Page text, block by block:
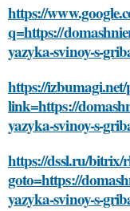
https://
q=https://
yazyka-svinoy-s-
https://
link=https://
yazyka-svinoy-s-
https://dssl.ru/bitrix/
goto=https://
yazyka-svinoy-s-